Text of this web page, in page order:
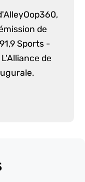
de
Sports -
de